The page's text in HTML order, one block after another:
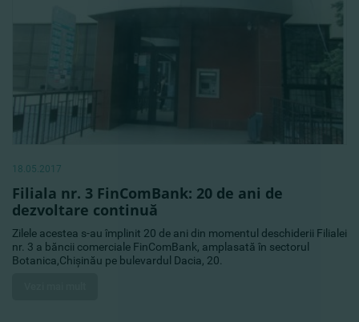
18.05.2017
Filiala nr. 3 FinComBank: 20 de ani de
dezvoltare continuă
Zilele acestea s-au împlinit 20 de ani din momentul deschiderii Filialei
nr. 3 a băncii comerciale FinComBank, amplasată în sectorul
Botanica,Chişinău pe bulevardul Dacia, 20.